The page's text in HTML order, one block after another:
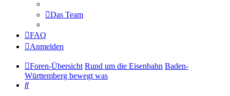
Das Team
FAQ
Anmelden
Foren-Übersicht Rund um die Eisenbahn Baden-
Württemberg bewegt was
Suche